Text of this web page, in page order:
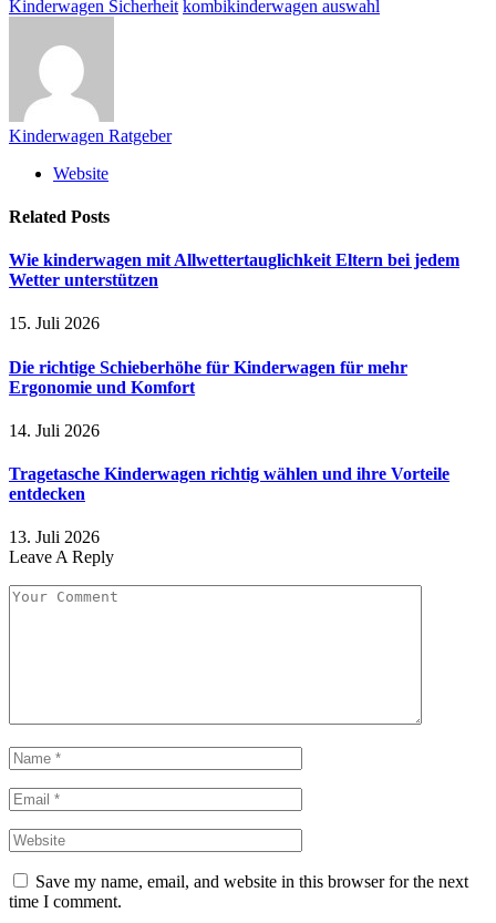
Kinderwagen Sicherheit kombikinderwagen auswahl
Kinderwagen Ratgeber
Website
Related Posts
Wie kinderwagen mit Allwettertauglichkeit Eltern bei jedem
Wetter unterstützen
15. Juli 2026
Die richtige Schieberhöhe für Kinderwagen für mehr
Ergonomie und Komfort
14. Juli 2026
Tragetasche Kinderwagen richtig wählen und ihre Vorteile
entdecken
13. Juli 2026
Leave A Reply
Save my name, email, and website in this browser for the next
time I comment.